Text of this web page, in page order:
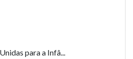
para a Infâ...